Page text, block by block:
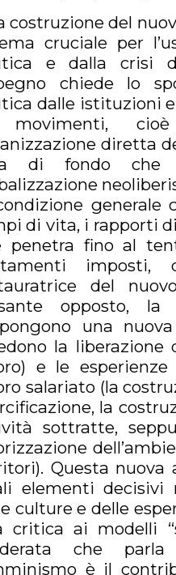
costruzione del
cruciale per
e dalla crisi
chiede lo
dalle istituzioni
cioè
diretta
di fondo che
di vita, i rapporti
penetra fino al
imposti,
del
opposto,
una
la
e le
salariato (la
la
sottratte,
Questa nuova
elementi decisivi
culture e delle
critica ai modelli
che
è il